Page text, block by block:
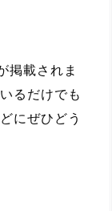
掲載されま
るだけでも
にぜひどう